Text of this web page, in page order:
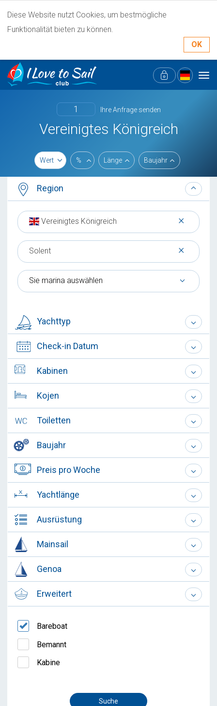
Diese Website nutzt Cookies, um bestmögliche
Funktionalität bieten zu können.
OK
1 Ihre Anfrage senden
Vereinigtes Königreich
Wert % Länge Baujahr
Region
×
Vereinigtes Königreich
×
Solent
Sie marina auswählen
Yachttyp
Check-in Datum
Kabinen
Kojen
Toiletten
Baujahr
Preis pro Woche
Yachtlänge
Ausrüstung
Mainsail
Genoa
Erweitert
Bareboat
Bemannt
Kabine